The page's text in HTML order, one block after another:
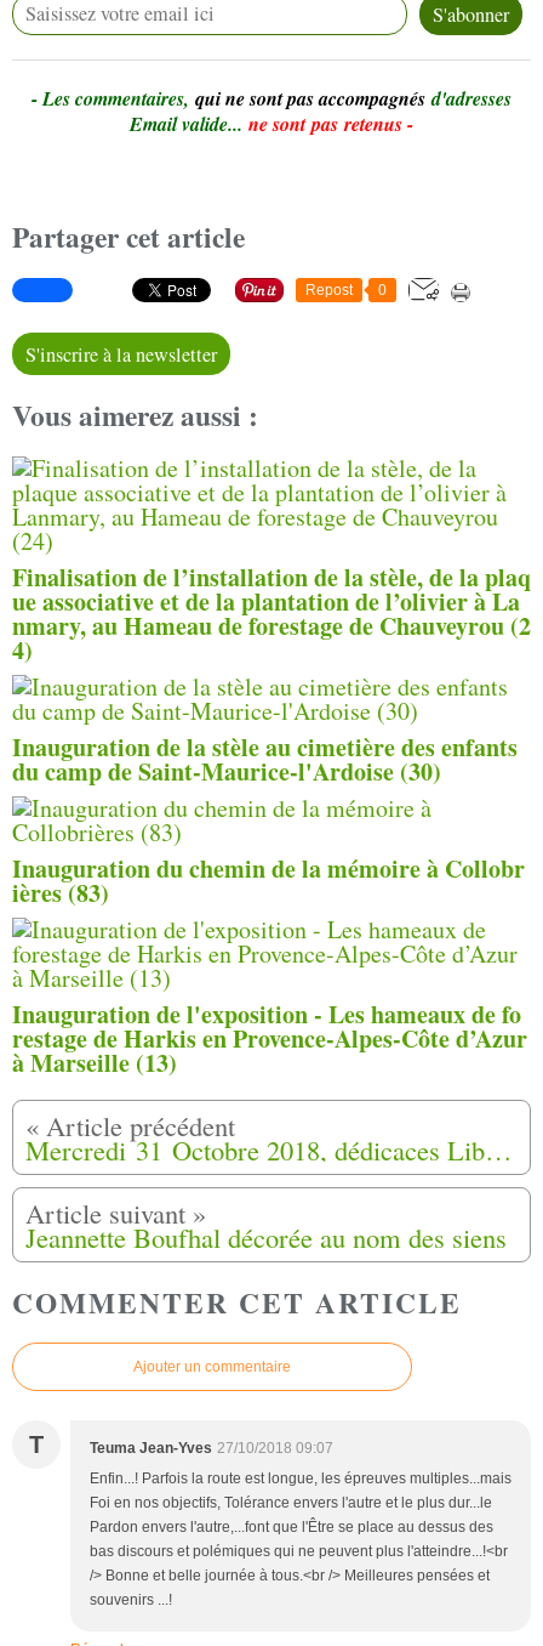
- Les commentaires, qui ne sont pas accompagnésd'adresses
Email valide... ne sont pas retenus -
Partager cet article
Repost 0
S'inscrire à la newsletter
Vous aimerez aussi :
Finalisation de l’installation de la stèle, de la plaq
ue associative et de la plantation de l’olivier à La
nmary, au Hameau de forestage de Chauveyrou (2
4)
Inauguration de la stèle au cimetière des enfants
du camp de Saint-Maurice-l'Ardoise (30)
Inauguration du chemin de la mémoire à Collobr
ières (83)
Inauguration de l'exposition - Les hameaux de fo
restage de Harkis en Provence-Alpes-Côte d’Azur
à Marseille (13)
Mercredi 31 Octobre 2018, dédicaces Librairie l'Escampette 10, rue des Cordeliers avec Katia Khemache à Pau (64)
Jeannette Boufhal décorée au nom des siens
COMMENTER CET ARTICLE
Ajouter un commentaire
T Teuma Jean-Yves 27/10/2018 09:07
Enfin...! Parfois la route est longue, les épreuves multiples...mais
Foi en nos objectifs, Tolérance envers l'autre et le plus dur...le
Pardon envers l'autre,...font que l'Être se place au dessus des
bas discours et polémiques qui ne peuvent plus l'atteindre...!<br
/> Bonne et belle journée à tous.<br /> Meilleures pensées et
souvenirs ...!